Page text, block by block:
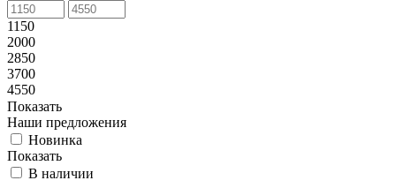
1150
2000
2850
3700
4550
Показать
Наши предложения
Новинка
Показать
В наличии